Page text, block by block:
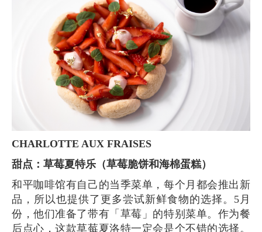
CHARLOTTE AUX FRAISES
甜点：草莓夏特乐（草莓脆饼和海棉蛋糕）
和平咖啡馆有自己的当季菜单，每个月都会推出新
品，所以也提供了更多尝试新鲜食物的选择。5月
份，他们准备了带有「草莓」的特别菜单。作为餐
后点心，这款草莓夏洛特一定会是个不错的选择。